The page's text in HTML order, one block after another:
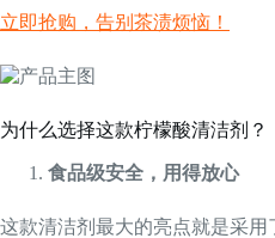
立即抢购，告别茶渍烦恼！
为什么选择这款柠檬酸清洁剂？
食品级安全，用得放心
这款清洁剂最大的亮点就是采